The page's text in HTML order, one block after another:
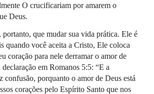
O crucificariam por amarem o
Deus.
que mudar sua vida prática. Ele é
quando você aceita a Cristo, Ele coloca
coração para nele derramar o amor de
em Romanos 5:5: “E a
confusão, porquanto o amor de Deus está
corações pelo Espírito Santo que nos